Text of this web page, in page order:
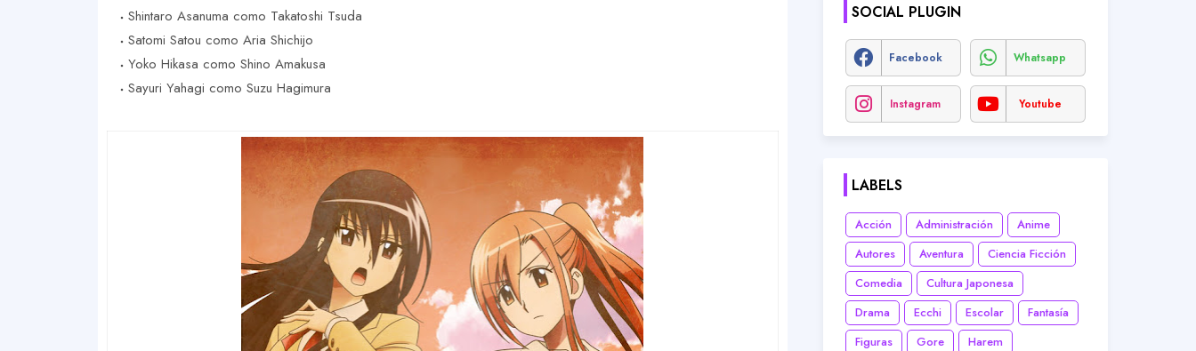
Shintaro Asanuma como Takatoshi Tsuda
Satomi Satou como Aria Shichijo
Yoko Hikasa como Shino Amakusa
Sayuri Yahagi como Suzu Hagimura
SOCIAL PLUGIN
Facebook Whatsapp
Instagram Youtube
LABELS
Acción Administración
Anime
Autores
Aventura
Ciencia Ficción
Comedia
Cultura Japonesa
Drama
Ecchi Escolar
Fantasía
Figuras
Gore
Harem